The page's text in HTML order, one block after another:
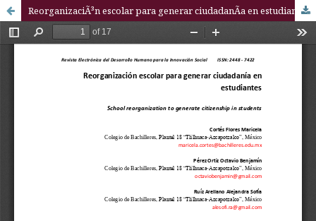
ReorganizaciÃ³n escolar para generar ciudadanÃ­a en estudiantes